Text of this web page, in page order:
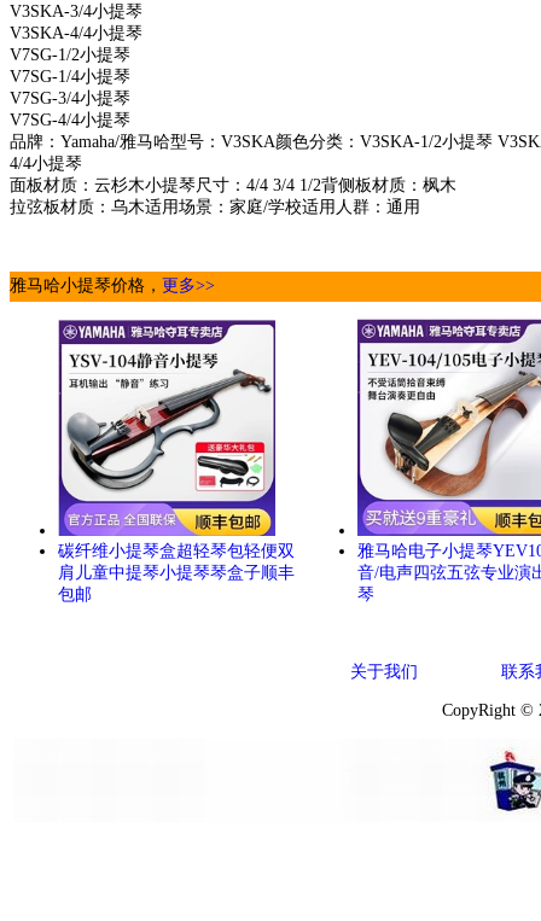
V3SKA-3/4小提琴
V3SKA-4/4小提琴
V7SG-1/2小提琴
V7SG-1/4小提琴
V7SG-3/4小提琴
V7SG-4/4小提琴
品牌：Yamaha/雅马哈型号：V3SKA颜色分类：V3SKA-1/2小提琴
4/4小提琴
面板材质：云杉木小提琴尺寸：4/4 3/4 1/2背侧板材质：枫木
拉弦板材质：乌木适用场景：家庭/学校适用人群：通用
雅马哈小提琴价格， 更多>>
碳纤维小提琴盒超轻琴包轻便双
肩儿童中提琴小提琴琴盒子顺丰
包邮
雅马哈电子小提琴
音/电声四弦五弦专业演
琴
关于我们 联系
CopyRight ©